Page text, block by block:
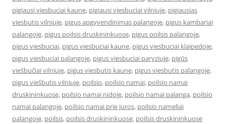
pigiausi viesbuciai kaune, pigiausi viesbuciai vilniuje, pigiausias
viesbutis vilniuje, pigus apgyvendinimas palangoje, pigus kambariai
palangoje, pigus poilsis druskininkuose, pigus poilsis palangoje,
pigus viesbuciai, pigus viesbuciai kaune, pigus viesbuciai klaipedoje,
pigus viesbuciai palangoje, pigus viesbuciai paryziuje, pigūs
viešbučiai vilniuje, pigus viesbutis kaune, pigus viesbutis palangoje,
pigus viešbutis vilniuje, poilsio, poilsio namai, poilsio namai
druskininkuose, poilsio namai nidoje, poilsio namai palanga, poilsio
namai palangoje, poilsio namai prie juros, poilsio nameliai
palangoje, poilsis, poilsis druskininkuose, poilsis druskininkuose